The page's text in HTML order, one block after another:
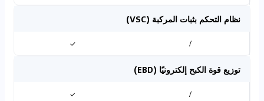
نظام التحكم بثبات المركبة (VSC)
/
✓
توزيع قوة الكبح إلكترونيًا (EBD)
/
✓